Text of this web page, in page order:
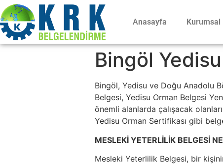
Anasayfa Kurumsal
Bingöl
Bingöl, Yedisu ve Doğu Anadolu
Belgesi, Yedisu Orman Belgesi
önemli alanlarda çalışacak
Yedisu Orman Sertifikası gibi
MESLEKİ YETERLİLİK BELGESİ
Mesleki Yeterlilik Belgesi, bir